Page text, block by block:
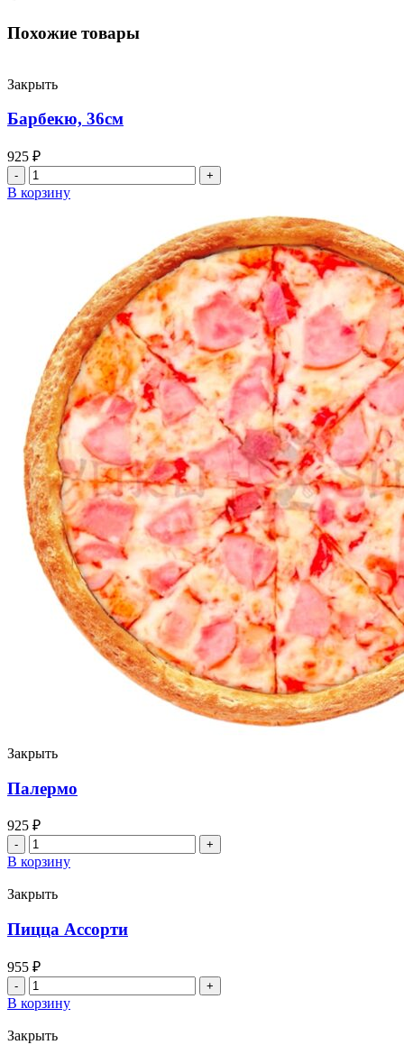
Похожие товары
Закрыть
Барбекю, 36см
925 ₽
Количество
товара
Барбекю,
В корзину
Закрыть
Палермо
925 ₽
Количество
товара
В корзину
Закрыть
Пицца Ассорти
955 ₽
Количество
товара
Пицца
Ассорти
В корзину
Закрыть